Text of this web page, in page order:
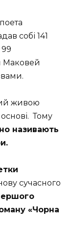
поета
собі 141
Маковей
живою
Тому
називають
сучасного
«Чорна